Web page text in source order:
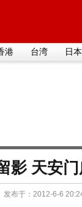
港 台湾 日本
影 天安
布于：2012-6-6